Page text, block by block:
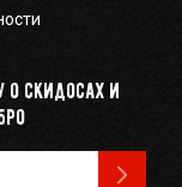
о скидосах и